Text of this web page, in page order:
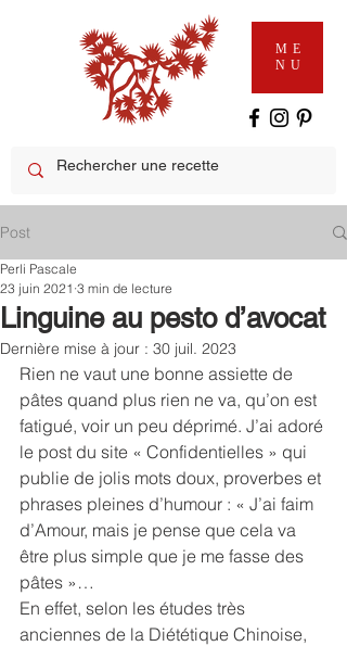
ME
NU
Post
Linguine au pesto d’avocat
Perli Pascale
23 juin 2021 3 min de lecture
Dernière mise à jour : 30 juil. 2023
Rien ne vaut une bonne assiette de
pâtes quand plus rien ne va, qu’on est
fatigué, voir un peu déprimé. J’ai adoré
le post du site « Confidentielles » qui
publie de jolis mots doux, proverbes et
phrases pleines d’humour : « J’ai faim
d’Amour, mais je pense que cela va
être plus simple que je me fasse des
pâtes »…
En effet, selon les études très
anciennes de la Diététique Chinoise,